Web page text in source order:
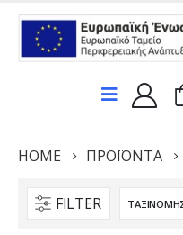
HOME ΠΡΟΪΌΝΤΑ
FILTER